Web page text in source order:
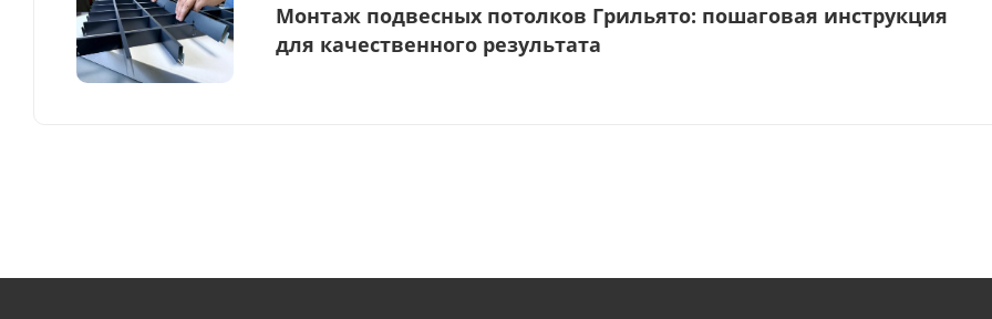
Монтаж подвесных потолков Грильято: пошаговая инструкция
для качественного результата